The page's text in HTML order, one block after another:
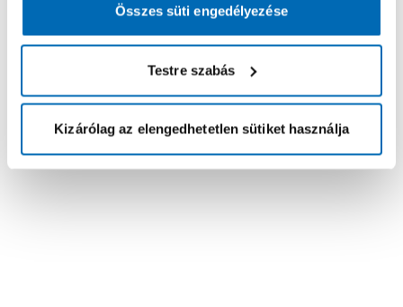
Összes süti engedélyezése
Testre szabás
Kizárólag az elengedhetetlen sütiket használja